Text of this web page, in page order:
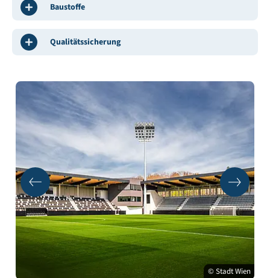
Baustoffe
Qualitätssicherung
© Stadt Wien